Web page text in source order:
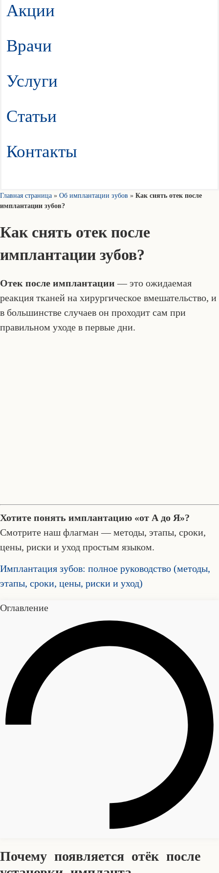
Акции
Врачи
Услуги
Статьи
Контакты
Главная страница » Об имплантации зубов » Как снять отек после
имплантации зубов?
Как снять отек после
имплантации зубов?
Отек после имплантации — это ожидаемая
реакция тканей на хирургическое вмешательство, и
в большинстве случаев он проходит сам при
правильном уходе в первые дни.
Хотите понять имплантацию «от А до Я»?
Смотрите наш флагман — методы, этапы, сроки,
цены, риски и уход простым языком.
Имплантация зубов: полное руководство (методы,
этапы, сроки, цены, риски и уход)
Оглавление
Почему появляется отёк после